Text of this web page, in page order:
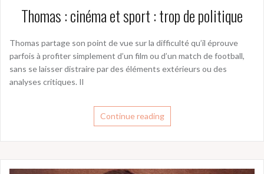
Thomas : cinéma et sport : trop de politique
Thomas partage son point de vue sur la difficulté qu’il éprouve
parfois à profiter simplement d’un film ou d’un match de football,
sans se laisser distraire par des éléments extérieurs ou des
analyses critiques. Il
Continue reading